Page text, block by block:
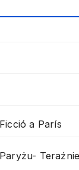
a París